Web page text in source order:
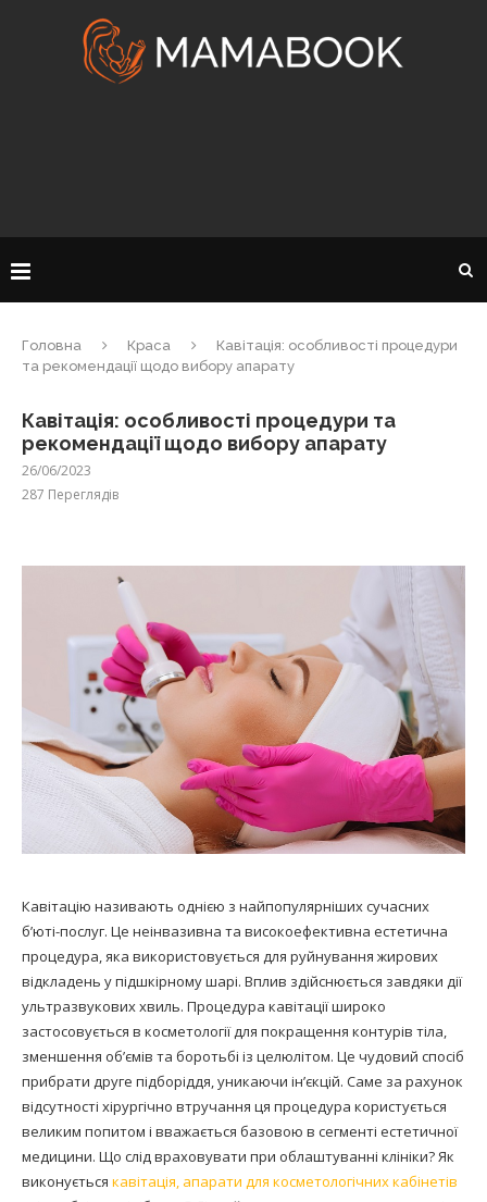
Головна Краса
Кавітація: особливості процедури
та рекомендації щодо вибору апарату
Кавітація: особливості процедури та
рекомендації щодо вибору апарату
26/06/2023
287 Переглядів
Кавітацію називають однією з найпопулярніших сучасних
б’юті-послуг. Це неінвазивна та високоефективна естетична
процедура, яка використовується для руйнування жирових
відкладень у підшкірному шарі. Вплив здійснюється завдяки дії
ультразвукових хвиль. Процедура кавітації широко
застосовується в косметології для покращення контурів тіла,
зменшення об’ємів та боротьбі із целюлітом. Це чудовий спосіб
прибрати друге підборіддя, уникаючи ін’єкцій. Саме за рахунок
відсутності хірургічно втручання ця процедура користується
великим попитом і вважається базовою в сегменті естетичної
медицини. Що слід враховувати при облаштуванні клініки? Як
виконується кавітація, апарати для косметологічних кабінетів